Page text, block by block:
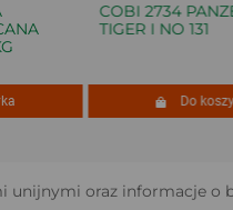
COBI 2734 PANZER
TIGER I NO 131
Do koszyka
unijnymi oraz informacje o